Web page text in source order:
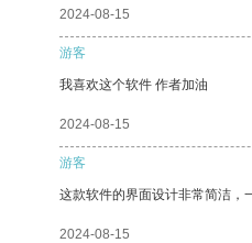
2024-08-15
游客
我喜欢这个软件 作者加油
2024-08-15
游客
这款软件的界面设计非常简洁，
2024-08-15